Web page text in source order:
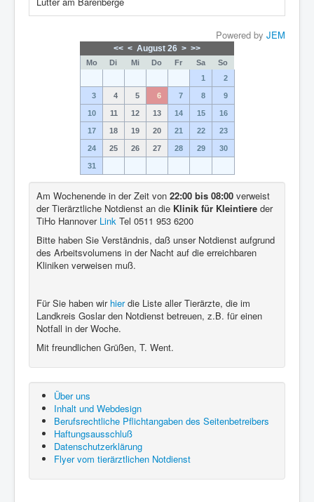
Powered by JEM
<< < August 26 > >>
Mo Di Mi Do Fr Sa
So
1
2
3 4 5 6 7 8 9
10 11 12 13 14 15 16
17 18 19 20 21 22 23
24 25 26 27 28 29 30
31
Am Wochenende in der Zeit von 22:00 bis 08:00 verweist
der Tierärztliche Notdienst an die Klinik für Kleintiere der
TiHo Hannover Link Tel 0511 953 6200
Bitte haben Sie Verständnis, daß unser Notdienst aufgrund
des Arbeitsvolumens in der Nacht auf die erreichbaren
Kliniken verweisen muß.
Für Sie haben wir hierdie Liste aller Tierärzte, die im
Landkreis Goslar den Notdienst betreuen, z.B. für einen
Notfall in der Woche.
Mit freundlichen Grüßen, T. Went.
Über uns
Inhalt und Webdesign
Berufsrechtliche Pflichtangaben des Seitenbetreibers
Haftungsausschluß
Datenschutzerklärung
Flyer vom tierärztlichen Notdienst